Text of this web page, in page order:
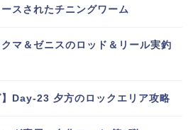
ースされたチニングワーム
クマ＆ゼニスのロッド＆リール実釣
】Day-23 夕方のロックエリア攻略